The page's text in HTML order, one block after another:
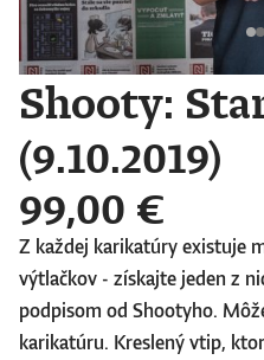
Shooty:
(9.10.2019)
99,00 €
Z každej karikatúry existuje
výtlačkov - získajte jeden z
podpisom od Shootyho.
karikatúru. Kreslený vtip,